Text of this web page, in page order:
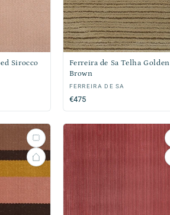
Sirocco
Ferreira de Sa Telha Golden
Brown
Verkoper:
FERREIRA DE SA
Normale
prijs
€475